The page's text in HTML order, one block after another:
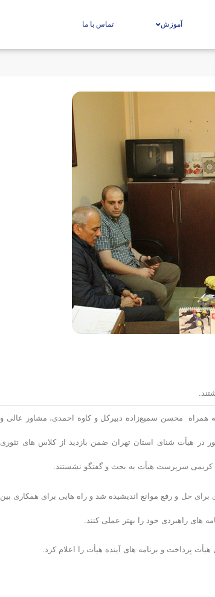
آموزش تماس با ما
همراه محسن سمیع‌زاده دبیرکل و کاوه احمدی، مشاور عالی و
در هیأت شنای استان تهران ضمن بازدید از کلاس های تئوری
حل و رفع موانع اندیشیده شد و راه هایی برای همکاری بین
های راهبردی خود را بهتر عملی کنند.